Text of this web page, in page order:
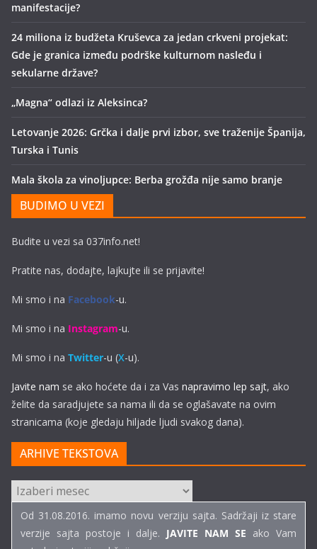
manifestacije?
24 miliona iz budžeta Kruševca za jedan crkveni projekat:
Gde je granica između podrške kulturnom nasleđu i
sekularne države?
„Magna“ odlazi iz Aleksinca?
Letovanje 2026: Grčka i dalje prvi izbor, sve traženije Španija,
Turska i Tunis
Mala škola za vinoljupce: Berba grožđa nije samo branje
BUDIMO U VEZI
Budite u vezi sa 037info.net!
Pratite nas, dodajte, lajkujte ili se prijavite!
Mi smo i na Facebook-u.
Mi smo i na Instagram-u.
Mi smo i na Twitter-u (X-u).
Javite nam se ako hoćete da i za Vas napravimo lep sajt, ako
želite da saradjujete sa nama ili da se oglašavate na ovim
stranicama (koje gledaju hiljade ljudi svakog dana).
ARHIVE TEKSTOVA
ARHIVE
TEKSTOVA
Od 31.08.2016. imamo novu verziju sajta. Sadržaji iz stare
verzije sajta postoje i dalje. JAVITE NAM SE ako Vam